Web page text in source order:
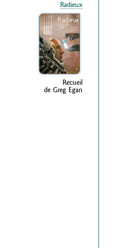
Radieux
Recueil
de Greg Egan